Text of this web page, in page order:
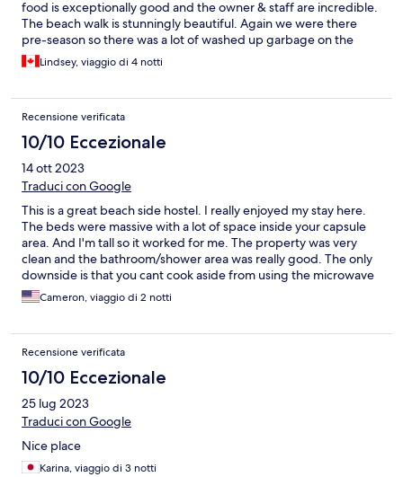
food is exceptionally good and the owner & staff are incredible.
The beach walk is stunningly beautiful. Again we were there
pre-season so there was a lot of washed up garbage on the
beach and construction getting it cleaned up for the upcoming
season. The lodgings are right off the beach which makes for a
note that the toilet and shower facilities are shared. They are
clean and well maintained so it’s not an issue, it just came as a
surprise to us so thought I’d make note of it.
Lindsey, viaggio di 4 notti
Recensione verificata
10/10 Eccezionale
14 ott 2023
Traduci con Google
This is a great beach side hostel. I really enjoyed my stay here.
The beds were massive with a lot of space inside your capsule
area. And I'm tall so it worked for me. The property was very
clean and the bathroom/shower area was really good. The only
downside is that you cant cook aside from using the microwave
but the restaraunt attached is great and the staff are amazing.
We felt really welcomed. I would recommend adding the
look so tasty so we will be back for those!! You can hear
footsteps on the rooftop deck above the hostel but otherwise
the place is super quiet and relaxing. Such a nice feel and even
played music from New Zealand which i was very happy with.
Just be prepared for plastic on the beach, but otherwise the
water is meters away from the accomodation and the water is so
definately stay here.
Cameron, viaggio di 2 notti
Recensione verificata
10/10 Eccezionale
25 lug 2023
Traduci con Google
Nice place
Karina, viaggio di 3 notti